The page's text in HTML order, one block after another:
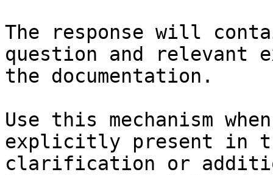
The response will
question and relevant
the documentation.
Use this mechanism
explicitly present in
clarification or